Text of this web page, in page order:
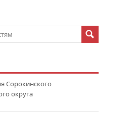
Сорокинского
округа